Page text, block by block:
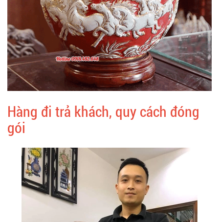
Hàng đi trả khách, quy cách đóng
gói